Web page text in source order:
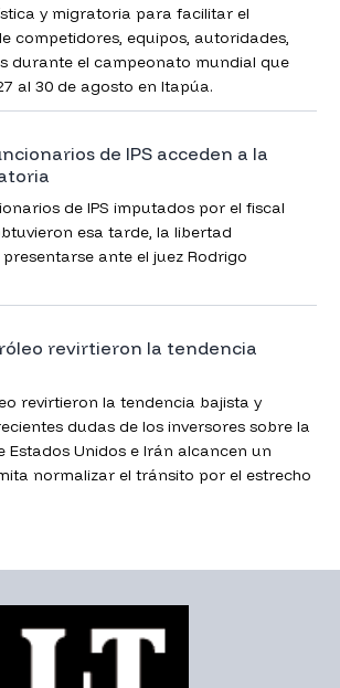
y migratoria para facilitar el
competidores, equipos, autoridades,
durante el campeonato mundial que
al 30 de agosto en Itapúa.
de IPS acceden a la
de IPS imputados por el fiscal
esa tarde, la libertad
ante el juez Rodrigo
revirtieron la tendencia
revirtieron la tendencia bajista y
dudas de los inversores sobre la
Estados Unidos e Irán alcancen un
normalizar el tránsito por el estrecho